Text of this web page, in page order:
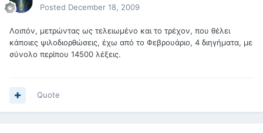
Posted December 18, 2009
Λοιπόν, μετρώντας ως τελειωμένο και το τρέχον, που θέλει
κάποιες ψιλοδιορθώσεις, έχω από το Φεβρουάριο, 4 διηγήματα, με
σύνολο περίπου 14500 λέξεις.
Quote